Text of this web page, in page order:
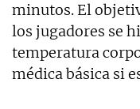
minutos. El
los jugadores se
temperatura
médica básica si